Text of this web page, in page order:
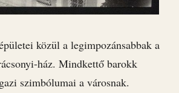
közül a legimpozánsabbak a
ház. Mindkettő barokk
szimbólumai a városnak.